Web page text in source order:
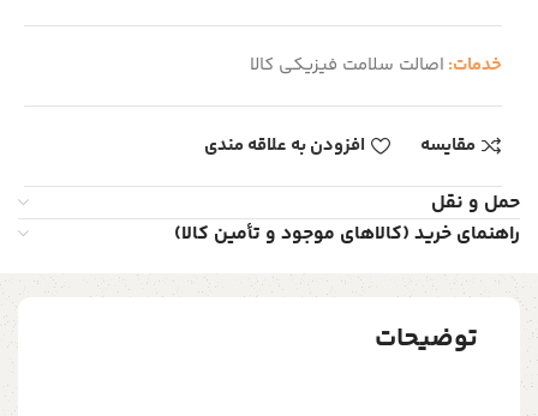
خدمات: اصالت سلامت فیزیکی کالا
مقایسه افزودن به علاقه مندی
حمل و نقل
راهنمای خرید (کالاهای موجود و تأمین کالا)
توضیحات